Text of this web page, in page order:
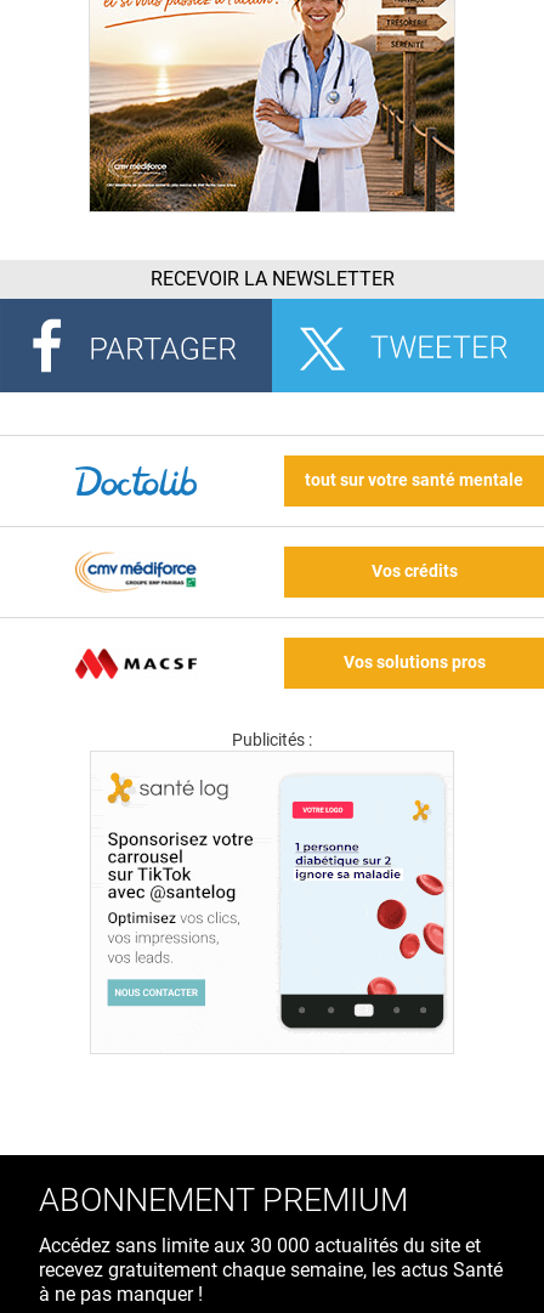
RECEVOIR LA NEWSLETTER
tout sur votre santé mentale
Vos crédits
Vos solutions pros
Publicités :
ABONNEMENT PREMIUM
Accédez sans limite aux 30 000 actualités du site et
recevez gratuitement chaque semaine, les actus Santé
à ne pas manquer !